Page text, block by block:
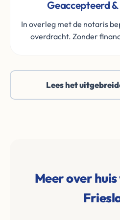
Geaccepteerd
In overleg met de notaris
overdracht. Zonder
Lees het
Meer over